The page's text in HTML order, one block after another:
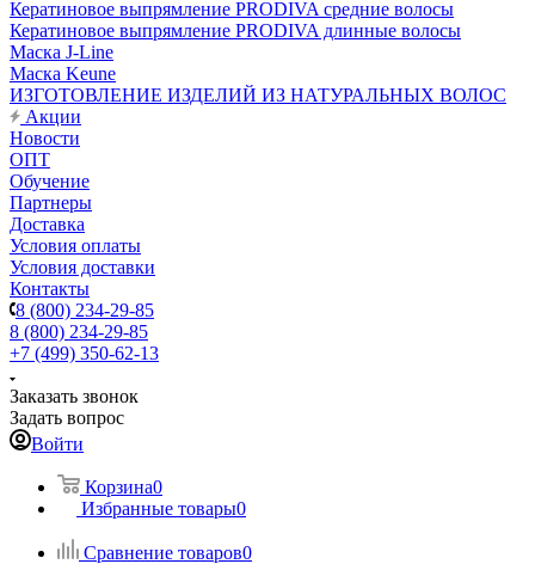
Кератиновое выпрямление PRODIVA средние волосы
Кератиновое выпрямление PRODIVA длинные волосы
Маска J-Line
Маска Keune
ИЗГОТОВЛЕНИЕ ИЗДЕЛИЙ ИЗ НАТУРАЛЬНЫХ ВОЛОС
Акции
Новости
ОПТ
Обучение
Партнеры
Доставка
Условия оплаты
Условия доставки
Контакты
8 (800) 234-29-85
8 (800) 234-29-85
+7 (499) 350-62-13
Заказать звонок
Задать вопрос
Войти
Корзина0
Избранные товары0
Сравнение товаров0